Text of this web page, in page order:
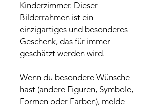
Kinderzimmer. Dieser
Bilderrahmen ist ein
einzigartiges und besonderes
Geschenk, das für immer
geschätzt werden wird.
Wenn du besondere Wünsche
hast (andere Figuren, Symbole,
Formen oder Farben), melde